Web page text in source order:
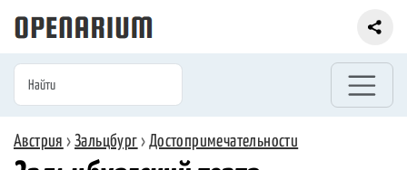
Австрия ›Зальцбург › Достопримечательности